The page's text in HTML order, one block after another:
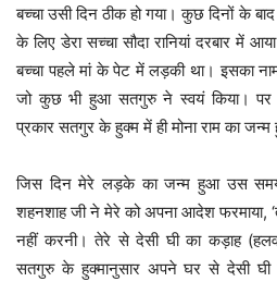
बच्चा उसी दिन ठीक हो गया। कुछ दिनों के बाद
के लिए डेरा सच्चा सौदा रानियां दरबार में
बच्चा पहले मां के पेट में लड़की था। इसका
जो कुछ भी हुआ सतगुरु ने स्वयं किया।
प्रकार सतगुर के हुक्म में ही मोना राम का
जिस दिन मेरे लड़के का जन्म हुआ उस समय
शहनशाह जी ने मेरे को अपना आदेश
नहीं करनी। तेरे से देसी घी का कड़ाह
सतगुरु के हुक्मानुसार अपने घर से देसी घी